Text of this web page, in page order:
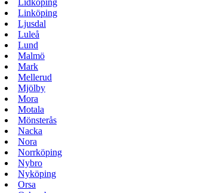
Lidköping
Linköping
Ljusdal
Luleå
Lund
Malmö
Mark
Mellerud
Mjölby
Mora
Motala
Mönsterås
Nacka
Nora
Norrköping
Nybro
Nyköping
Orsa